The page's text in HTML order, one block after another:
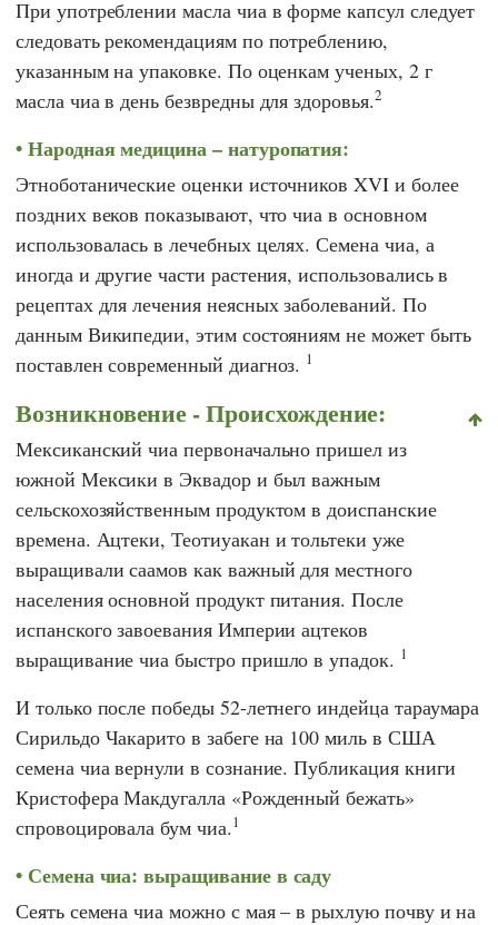
При употреблении масла чиа в форме капсул следует
следовать рекомендациям по потреблению,
указанным на упаковке. По оценкам ученых, 2 г
масла чиа в день безвредны для здоровья.2
Народная медицина – натуропатия:
Этноботанические оценки источников XVI и более
поздних веков показывают, что чиа в основном
использовалась в лечебных целях. Семена чиа, а
иногда и другие части растения, использовались в
рецептах для лечения неясных заболеваний. По
данным Википедии, этим состояниям не может быть
поставлен современный диагноз. 1
Возникновение - Происхождение:
Мексиканский чиа первоначально пришел из
южной Мексики в Эквадор и был важным
сельскохозяйственным продуктом в доиспанские
времена. Ацтеки,Теотиуакан итольтеки уже
выращивали саамов как важный для местного
населения основной продукт питания. После
испанского завоевания Империи ацтеков
выращивание чиа быстро пришло в упадок. 1
И только после победы 52-летнего индейца тараумара
Сирильдо Чакарито в забеге на 100 миль в США
семена чиа вернули в сознание. Публикация книги
Кристофера Макдугалла «Рожденный бежать»
спровоцировала бум чиа.1
Семена чиа: выращивание в саду
Сеять семена чиа можно с мая – в рыхлую почву и на